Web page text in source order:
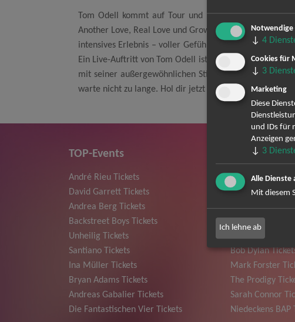
Tom Odell kommt auf Tour und bringt seine
Another Love, Real Love und Grow Old with Me hat
intensives Erlebnis – voller Gefühl, Nähe und
Ein Live-Auftritt von Tom Odell ist mehr als nur ein
mit seiner außergewöhnlichen Stimme und seiner
warte nicht zu lange. Hol dir jetzt dein Ticket für Tom
TOP-Events
André Rieu Tickets
David Garrett Tickets
Andrea Berg Tickets
Backstreet Boys Tickets
Unheilig Tickets
Santiano Tickets
Ina Müller Tickets
Bryan Adams Tickets
Andreas Gabalier Tickets
Die Fantastischen Vier Tickets
Herbert
Deep Purple
Howard
Jan Delay &
Pur Tickets
Bob Dylan
Mark Forster
The Prodigy
Sarah Connor
Niedeckens BAP
Notwendige
↓ 4
Cookies für
↓ 3
Marketing
Diese
und IDs für
Anzeigen
↓ 3
Alle Dienste
Mit diesem
Ich lehne ab